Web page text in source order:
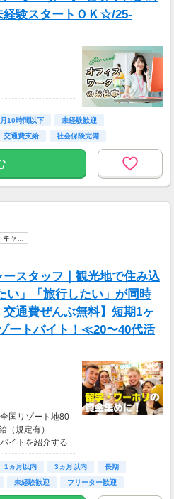
経験スタートＯＫ☆/25-
10時間以下
未経験歓迎
交通費支給
社会保険完備
キャ…
スタッフ｜観光地で住み込
い」「旅行したい」が同時
通費ぜんぶ無料】短期1ヶ
ートバイト！≪20〜40代活
の補助がありま
）
国リゾート地80
（規定有）
イトを紹介する
ある勤務地と異
お伺いし、全国
。※ご自宅から
1ヵ月以内 3ヵ月以内
長期
未経験歓迎 フリーター歓迎